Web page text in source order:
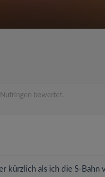
bewertet.
kürzlich als ich die S-Bahn